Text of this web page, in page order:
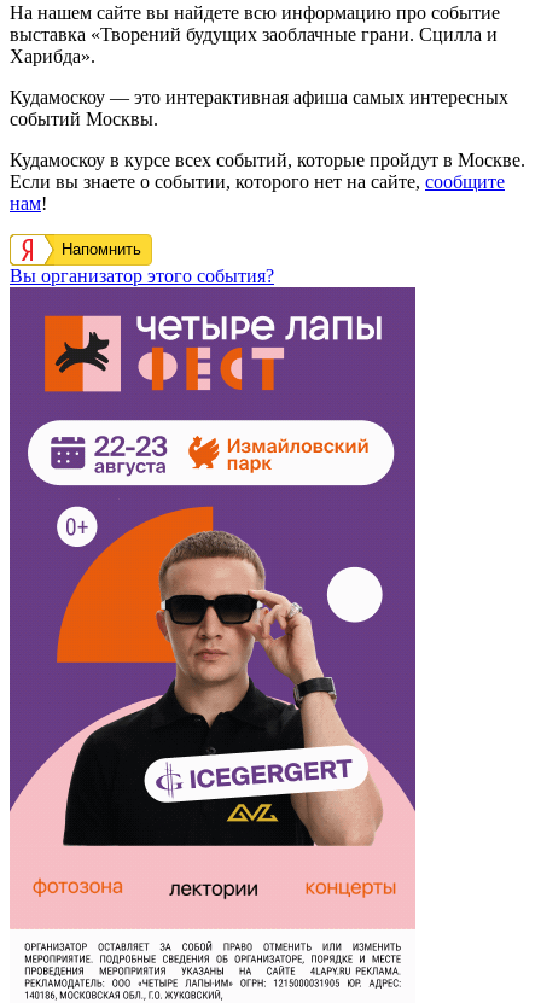
На нашем сайте вы найдете всю информацию про событие
выставка «Творений будущих заоблачные грани. Сцилла и
Харибда».
Кудамоскоу — это интерактивная афиша самых интересных
событий Москвы.
Кудамоскоу в курсе всех событий, которые пройдут в Москве.
Если вы знаете о событии, которого нет на сайте, сообщите
нам!
Напомнить
Вы организатор этого события?